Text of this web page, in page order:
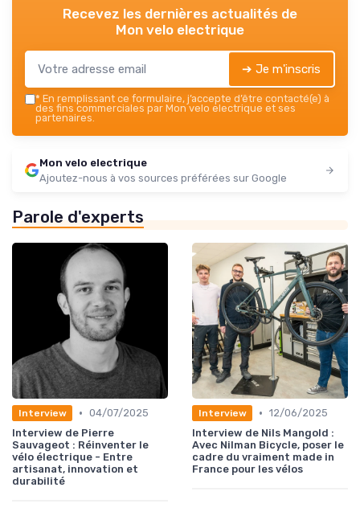
Recevez les dernières actualités de
Mon velo electrique
➔ Je m'inscris
* En remplissant ce formulaire, j’accepte d’être contacté(e) à
des fins commerciales par Mon velo electrique et ses
partenaires.
Mon velo electrique
Ajoutez-nous à vos sources préférées sur Google
Parole d'experts
Interview • 04/07/2025
Interview de Pierre
Sauvageot : Réinventer le
vélo électrique - Entre
artisanat, innovation et
durabilité
Interview • 12/06/2025
Interview de Nils Mangold :
Avec Nilman Bicycle, poser le
cadre du vraiment made in
France pour les vélos